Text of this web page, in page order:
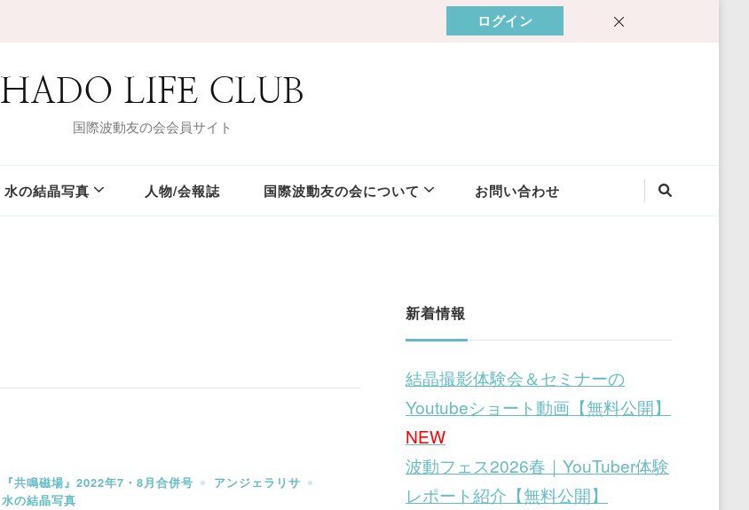
ログイン
HADO LIFE CLUB
国際波動友の会会員サイト
水の結晶写真 人物/会報誌 国際波動友の会について お問い合わせ
『共鳴磁場』2022年7・8月合併号
アンジェラリサ
水の結晶写真
新着情報
結晶撮影体験会＆セミナーの
Youtubeショート動画【無料公開】
NEW
波動フェス2026春｜YouTuber体験
レポート紹介【無料公開】